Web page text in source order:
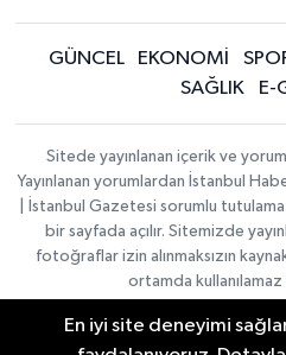
GÜNCEL EKONOMİ
SAĞLIK
E-
Sitede yayınlanan içerik ve
Yayınlanan yorumlardan İstanbul
| İstanbul Gazetesi sorumlu
bir sayfada açılır. Sitemizde
fotoğraflar izin alınmaksızın
ortamda kullanılamaz
İletişim Künye
En iyi site deneyimi